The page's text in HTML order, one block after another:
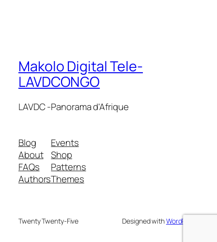
Makolo Digital Tele-
LAVDCONGO
LAVDC -Panorama d'Afrique
Blog
About
FAQs
Authors
Events
Shop
Patterns
Themes
Twenty Twenty-Five Designed withWordPress